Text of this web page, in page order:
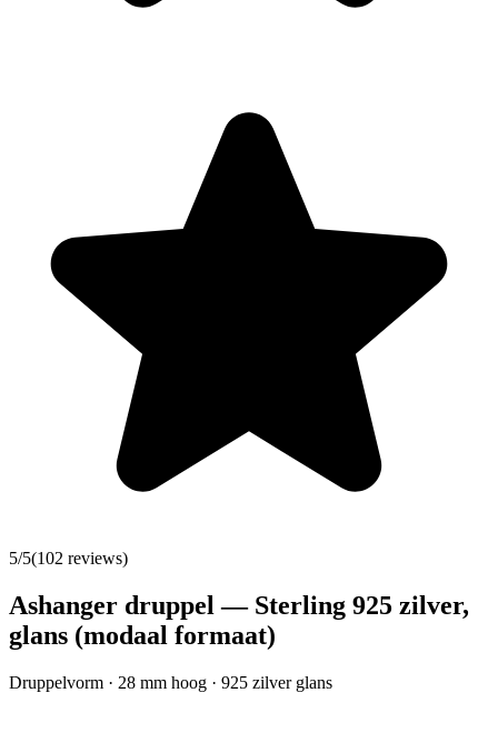
5/5(102 reviews)
Ashanger druppel — Sterling 925 zilver,
glans (modaal formaat)
Druppelvorm · 28 mm hoog · 925 zilver glans